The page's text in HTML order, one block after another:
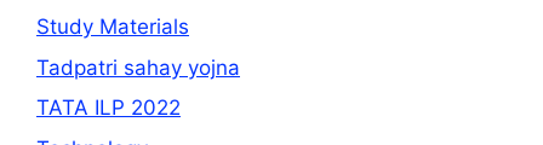
Study Materials
Tadpatri sahay yojna
TATA ILP 2022